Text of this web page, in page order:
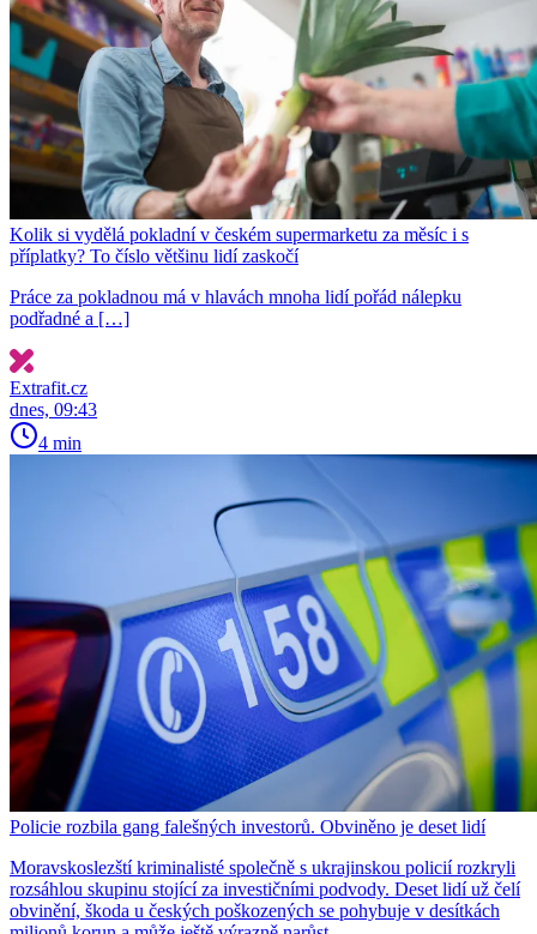
Kolik si vydělá pokladní v českém supermarketu za měsíc i s
příplatky? To číslo většinu lidí zaskočí
Práce za pokladnou má v hlavách mnoha lidí pořád nálepku
podřadné a […]
Extrafit.cz
dnes, 09:43
4 min
Policie rozbila gang falešných investorů. Obviněno je deset lidí
Moravskoslezští kriminalisté společně s ukrajinskou policií rozkryli
rozsáhlou skupinu stojící za investičními podvody. Deset lidí už čelí
obvinění, škoda u českých poškozených se pohybuje v desítkách